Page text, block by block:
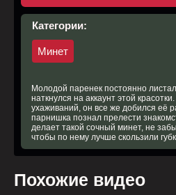
Категории:
Минет
Молодой паренек постоянно
наткнулся на аккаунт этой
ухаживаний, он все же добился её
парнишка познал прелести
делает такой сочный минет, не
чтобы по нему лучше скользили
Похожие видео